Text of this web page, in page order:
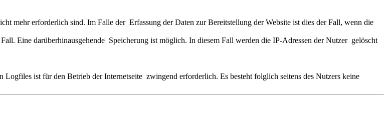
mehr erforderlich sind. Im Falle der Erfassung der Daten zur Bereitstellung der Website ist dies der Fall, wenn die
Eine darüberhinausgehende Speicherung ist möglich. In diesem Fall werden die IP-Adressen der Nutzer gelöscht
ist für den Betrieb der Internetseite zwingend erforderlich. Es besteht folglich seitens des Nutzers keine